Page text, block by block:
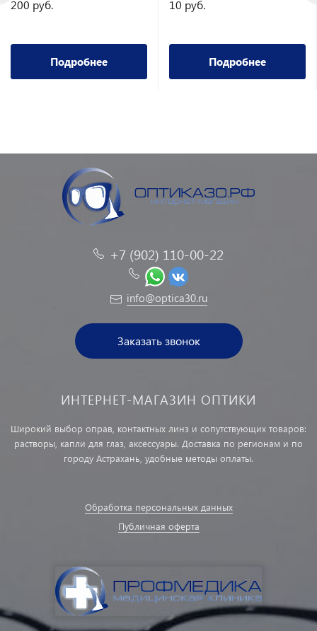
200 руб.
Подробнее
10 руб.
Подробнее
+7 (902) 110-00-22
info@optica30.ru
Заказать звонок
ИНТЕРНЕТ-МАГАЗИН ОПТИКИ
Широкий выбор оправ, контактных линз и сопутствующих товаров:
растворы, капли для глаз, аксессуары. Доставка по регионам и по
городу Астрахань, удобные методы оплаты.
Обработка персональных данных
Публичная оферта